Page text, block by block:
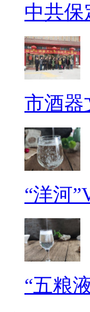
中共保
市酒器
“洋河
“五粮